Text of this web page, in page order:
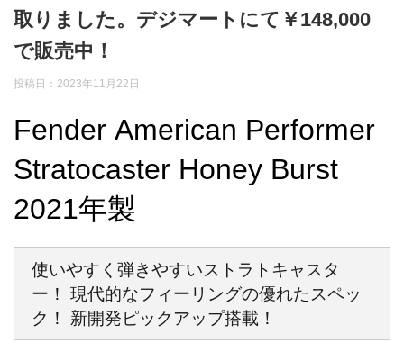
取りました。デジマートにて￥148,000
で販売中！
投稿日：2023年11月22日
Fender American Performer
Stratocaster Honey Burst
2021年製
使いやすく弾きやすいストラトキャスタ
ー！ 現代的なフィーリングの優れたスペッ
ク！ 新開発ピックアップ搭載！